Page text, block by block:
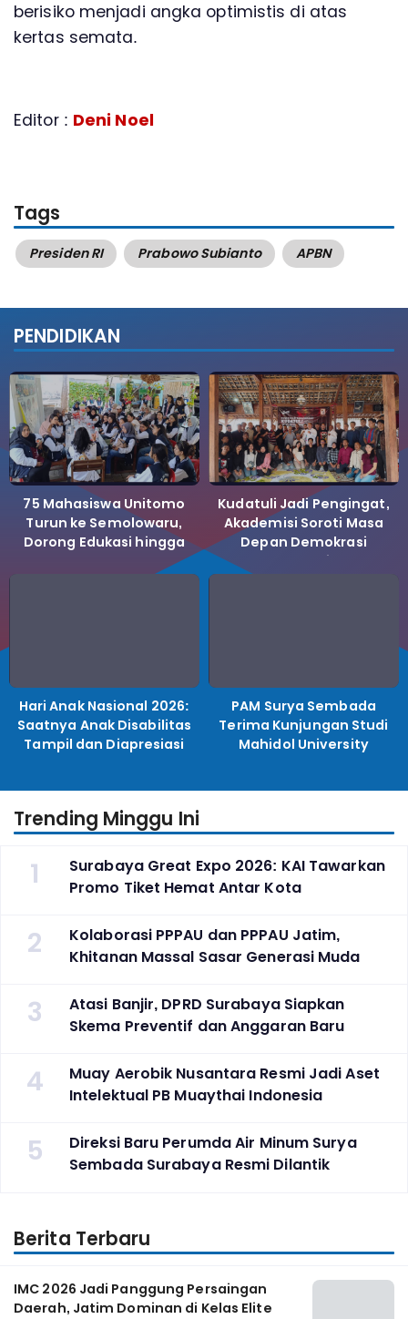
berisiko menjadi angka optimistis di atas
kertas semata.
Editor : Deni Noel
Tags
Presiden RI Prabowo Subianto APBN
PENDIDIKAN
75 Mahasiswa Unitomo
Turun ke Semolowaru,
Dorong Edukasi hingga
Kudatuli Jadi Pengingat,
Akademisi Soroti Masa
Depan Demokrasi
Indonesia
Hari Anak Nasional 2026:
Saatnya Anak Disabilitas
Tampil dan Diapresiasi
PAM Surya Sembada
Terima Kunjungan Studi
Mahidol University
Trending Minggu Ini
1
Surabaya Great Expo 2026: KAI Tawarkan
Promo Tiket Hemat Antar Kota
2
Kolaborasi PPPAU dan PPPAU Jatim,
Khitanan Massal Sasar Generasi Muda
3
Atasi Banjir, DPRD Surabaya Siapkan
Skema Preventif dan Anggaran Baru
4
Muay Aerobik Nusantara Resmi Jadi Aset
Intelektual PB Muaythai Indonesia
5
Direksi Baru Perumda Air Minum Surya
Sembada Surabaya Resmi Dilantik
Berita Terbaru
IMC 2026 Jadi Panggung Persaingan
Daerah, Jatim Dominan di Kelas Elite